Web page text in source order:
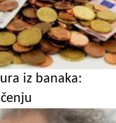
iz banaka: